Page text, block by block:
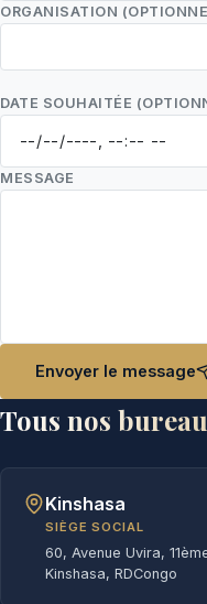
ORGANISATION
DATE SOUHAITÉE
MESSAGE
Envoyer le message
Tous nos
Kinshasa
SIÈGE SOCIAL
60, Avenue Uvira,
Kinshasa, RDCongo